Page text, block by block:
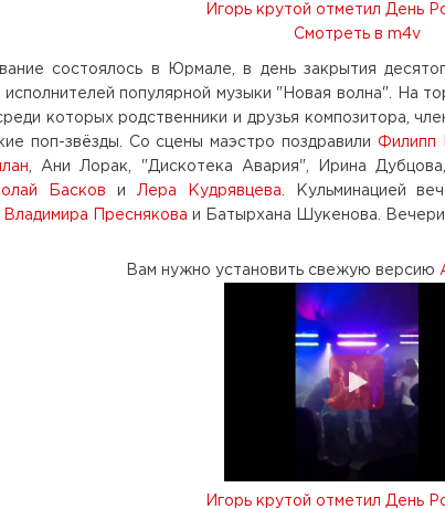
Игорь крутой отметил День
Смотреть в m4v
состоялось в Юрмале, в день закрытия
популярной музыки "Новая волна". На
которых родственники и друзья композитора,
поп-звёзды. Со сцены маэстро поздравили Филипп
, Ани Лорак, "Дискотека Авария", Ирина
Басков и Лера Кудрявцева . Кульминацией
Владимира Преснякова и Батырхана Шукенова.
Вам нужно установить свежую версию
Игорь крутой отметил День